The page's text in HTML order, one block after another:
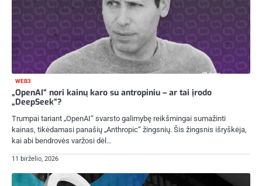
WEB3
„OpenAI“ nori kainų karo su antropiniu – ar tai įrodo
„DeepSeek“?
Trumpai tariant „OpenAI“ svarsto galimybę reikšmingai sumažinti
kainas, tikėdamasi panašių „Anthropic“ žingsnių. Šis žingsnis išryškėja,
kai abi bendrovės varžosi dėl…
11 birželio, 2026